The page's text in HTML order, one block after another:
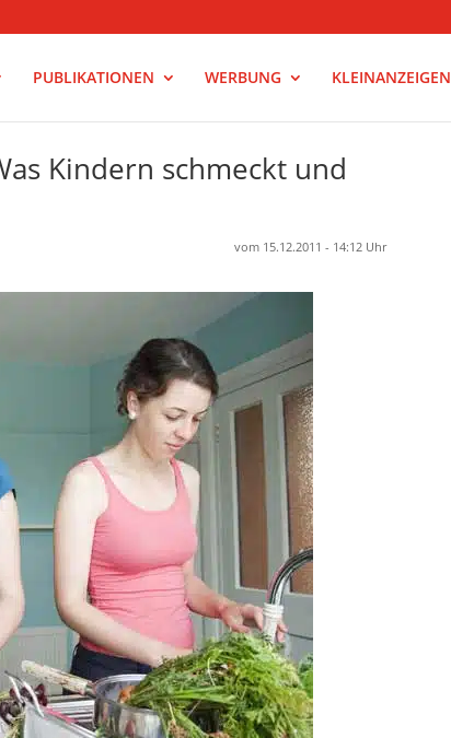
PUBLIKATIONEN WERBUNG KLEINANZEIGEN
Kindern schmeckt und
vom 15.12.2011 - 14:12 Uhr